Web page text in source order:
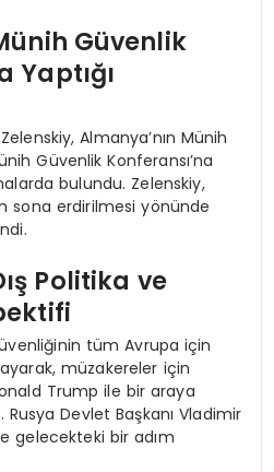
Güvenlik
Yaptığı
Almanya’nın Münih
Güvenlik Konferansı’na
bulundu. Zelenskiy,
sona erdirilmesi yönünde
Politika ve
tüm Avrupa için
müzakereler için
Trump ile bir araya
Devlet Başkanı Vladimir
gelecekteki bir adım